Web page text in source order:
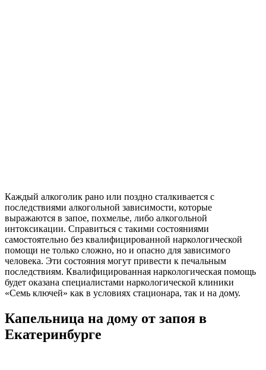
Каждый алкоголик рано или поздно сталкивается с
последствиями алкогольной зависимости, которые
выражаются в запое, похмелье, либо алкогольной
интоксикации. Справиться с такими состояниями
самостоятельно без квалифицированной наркологической
помощи не только сложно, но и опасно для зависимого
человека. Эти состояния могут привести к печальным
последствиям. Квалифицированная наркологическая помощь
будет оказана специалистами наркологической клиники
«Семь ключей» как в условиях стационара, так и на дому.
Капельница на дому от запоя в
Екатеринбурге